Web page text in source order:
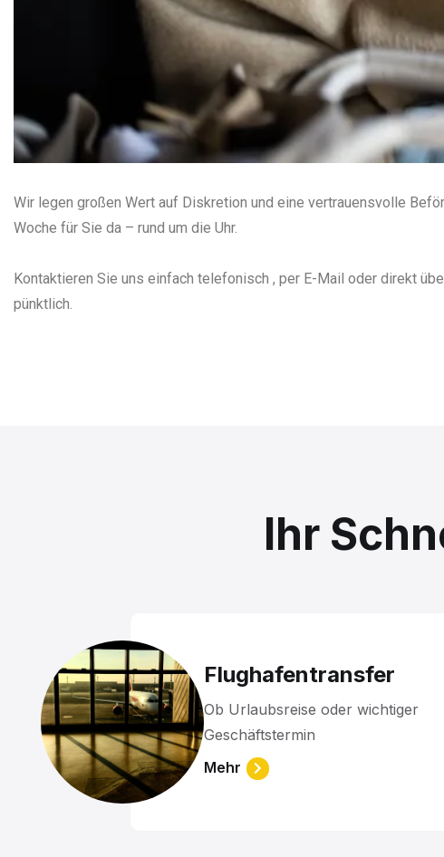
Wir legen großen Wert auf Diskretion und eine vertrauensvolle
Woche für Sie da – rund um die Uhr.
Kontaktieren Sie uns einfach telefonisch , per E-Mail oder direkt
pünktlich.
Ihr
Flughafentransfer
Ob Urlaubsreise oder wichtiger
Geschäftstermin